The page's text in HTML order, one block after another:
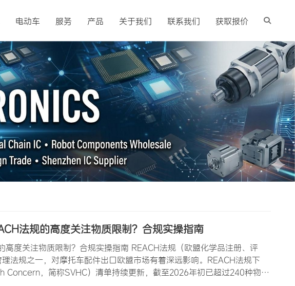
电动车 服务 产品 关于我们 联系我们 获取报价
法规的高度关注物质限制？合规实操指南
高度关注物质限制？合规实操指南 REACH法规（欧盟化学品注册、评
法规之一，对摩托车配件出口欧盟市场有着深远影响。REACH法规下
，简称SVHC）清单持续更新，截至2026年初已超过240种物